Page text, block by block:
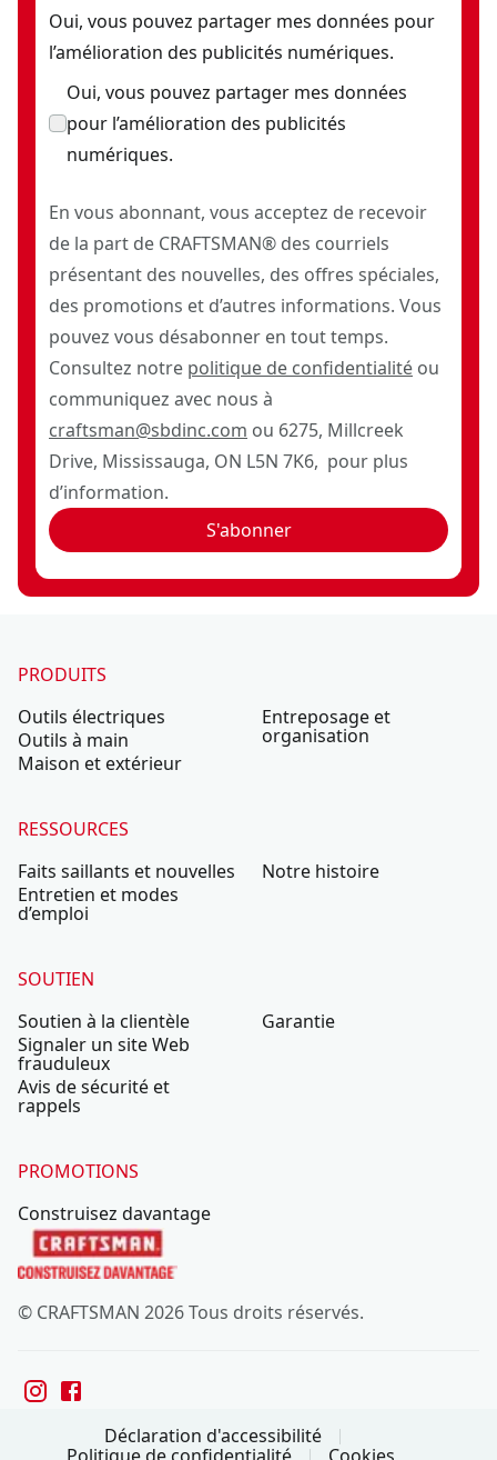
Oui, vous pouvez partager mes données pour
l’amélioration des publicités numériques.
Oui, vous pouvez partager mes données
pour l’amélioration des publicités
numériques.
En vous abonnant, vous acceptez de recevoir
de la part de CRAFTSMAN® des courriels
présentant des nouvelles, des offres spéciales,
des promotions et d’autres informations. Vous
pouvez vous désabonner en tout temps.
Consultez notre politique de confidentialité ou
communiquez avec nous à
craftsman@sbdinc.com ou 6275, Millcreek
Drive, Mississauga, ON L5N 7K6, pour plus
d’information.
S'abonner
PRODUITS
Outils électriques
Outils à main
Maison et extérieur
Entreposage et
organisation
RESSOURCES
Faits saillants et nouvelles
Entretien et modes
d’emploi
Notre histoire
SOUTIEN
Soutien à la clientèle
Signaler un site Web
frauduleux
Avis de sécurité et
rappels
Garantie
PROMOTIONS
Construisez davantage
© CRAFTSMAN 2026 Tous droits réservés.
Déclaration d'accessibilité